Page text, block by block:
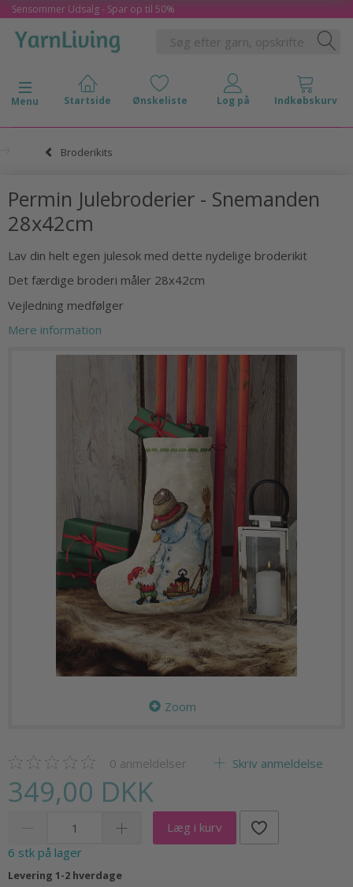
Sensommer Udsalg - Spar op til 50%
Skifte navigation
Menu
Broderikits
Permin Julebroderier - Snemanden
28x42cm
Lav din helt egen julesok med dette nydelige broderikit
Det færdige broderi måler 28x42cm
Vejledning medfølger
Mere information
Zoom
0 anmeldelser Skriv anmeldelse
349,00 DKK
Læg i kurv
6 stk på lager
Levering 1-2 hverdage